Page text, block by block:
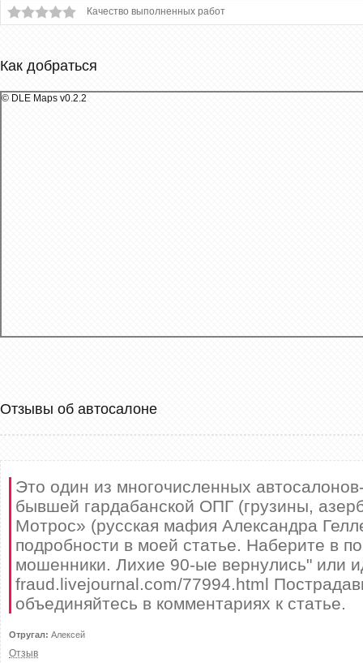
Качество выполненных работ
Как добраться
© DLE Maps v0.2.2
Отзывы об автосалоне
Это один из многочисленных
бывшей гардабанской ОПГ (грузины,
Мотрос» (русская мафия Александра
подробности в моей статье. Наберите в
мошенники. Лихие 90-ые вернулись" или
fraud.livejournal.com/77994.html
объединяйтесь в комментариях к статье.
Отругал: Алексей
Отзыв